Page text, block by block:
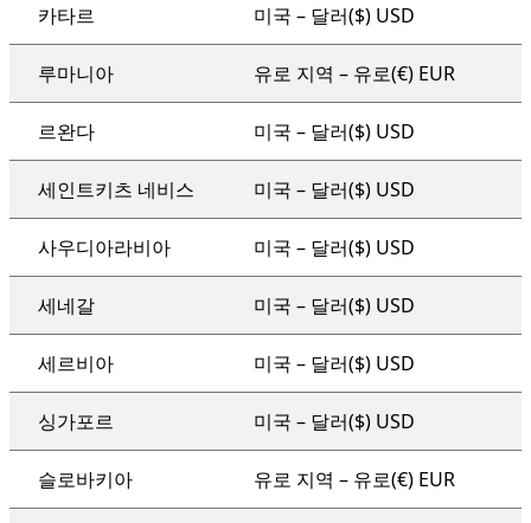
카타르 미국 – 달러($) USD
루마니아 유로 지역 – 유로(€) EUR
르완다 미국 – 달러($) USD
세인트키츠 네비스 미국 – 달러($) USD
사우디아라비아 미국 – 달러($) USD
세네갈 미국 – 달러($) USD
세르비아 미국 – 달러($) USD
싱가포르 미국 – 달러($) USD
슬로바키아 유로 지역 – 유로(€) EUR